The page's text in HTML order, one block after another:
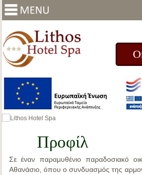
Προφίλ
Σε ένανπαραμυθένιο παραδοσιακό
Αθανάσιο, όπου ο συνδυασμός της